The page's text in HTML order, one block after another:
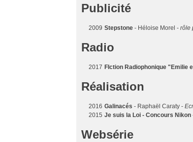
Publicité
2009 Stepstone - Héloise Morel - rôle
Radio
2017 FIction Radiophonique "Emilie
Réalisation
2016 Galinacés - Raphaël Caraty -
2015 Je suis la Loi - Concours Nikon
Websérie